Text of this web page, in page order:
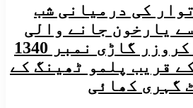
کی درمیانی شب
یارخون جانے والی
ٹیوٹالینڈ کروزر گاڑی نمبر 1340
قریب پلمو ٹھینگ کے
گہری کھائی